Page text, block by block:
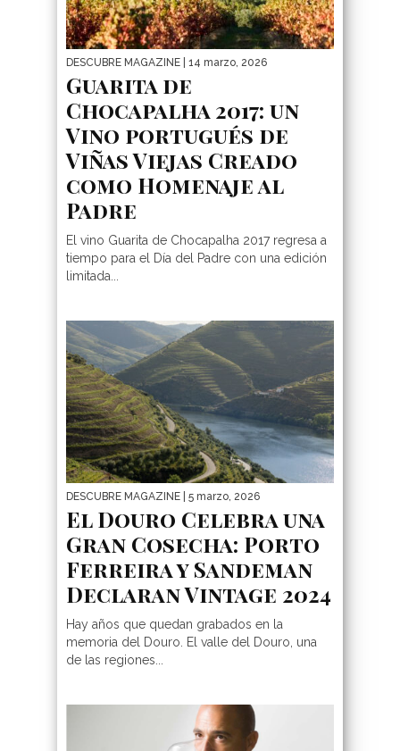
DESCUBRE MAGAZINE | 14 marzo, 2026
Guarita de
Chocapalha 2017: un
Vino portugués de
Viñas Viejas Creado
como Homenaje al
Padre
El vino Guarita de Chocapalha 2017 regresa a
tiempo para el Día del Padre con una edición
limitada...
DESCUBRE MAGAZINE | 5 marzo, 2026
El Douro Celebra una
Gran Cosecha: Porto
Ferreira y Sandeman
Declaran Vintage 2024
Hay años que quedan grabados en la
memoria del Douro. El valle del Douro, una
de las regiones...